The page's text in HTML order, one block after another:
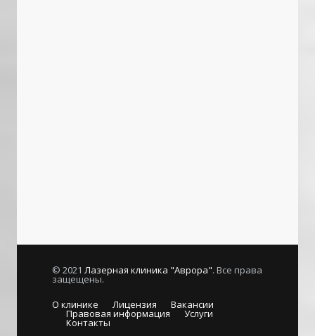
© 2021 Лазерная клиника "Аврора". Все права
защещены.
О клинике
Лицензия Вакансии
Правовая информация Услуги
Контакты